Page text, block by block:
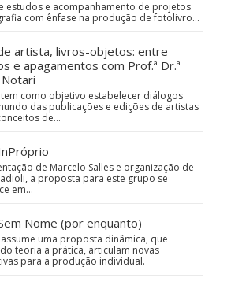
estudos e acompanhamento de projetos
com ênfase na produção de fotolivro...
artista, livros-objetos: entre
e apagamentos com Prof.ª Dr.ª
Notari
como objetivo estabelecer diálogos
das publicações e edições de artistas
de…
de Marcelo Salles e organização de
a proposta para este grupo se
em…
Nome (por enquanto)
uma proposta dinâmica, que
teoria a prática, articulam novas
para a produção individual.